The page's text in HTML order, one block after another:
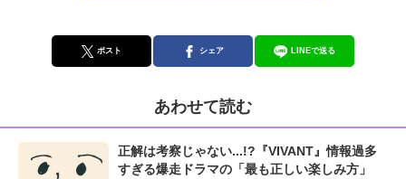
ポスト シェア LINEで送る
あわせて読む
正解は考察じゃない...!?『VIVANT』情報過多
すぎる爆走ドラマの「最も正しい楽しみ方」